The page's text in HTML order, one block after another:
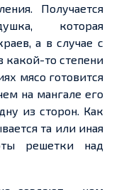
Получается
которая
, а в случае с
какой-то степени
мясо готовится
на мангале его
из сторон. Как
та или иная
решетки над